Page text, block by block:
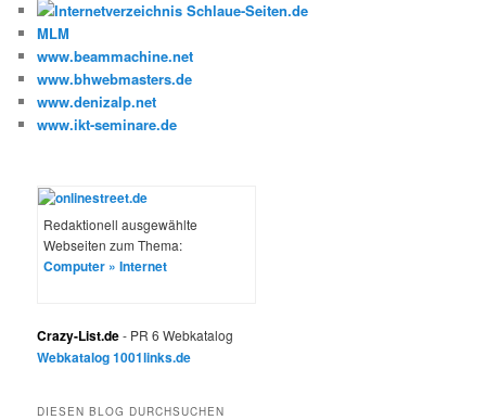
MLM
www.beammachine.net
www.bhwebmasters.de
www.denizalp.net
www.ikt-seminare.de
Redaktionell ausgewählte
Webseiten zum Thema:
Computer » Internet
Crazy-List.de- PR 6 Webkatalog
Webkatalog 1001links.de
DIESEN BLOG DURCHSUCHEN